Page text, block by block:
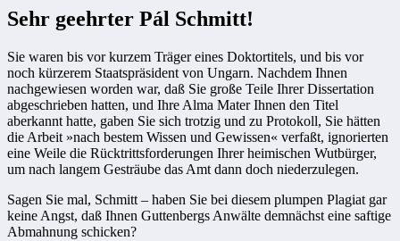
Sehr geehrter Pál Schmitt!
Sie waren bis vor kurzem Träger eines Doktortitels, und bis vor
noch kürzerem Staatspräsident von Ungarn. Nachdem Ihnen
nachgewiesen worden war, daß Sie große Teile Ihrer Dissertation
abgeschrieben hatten, und Ihre Alma Mater Ihnen den Titel
aberkannt hatte, gaben Sie sich trotzig und zu Protokoll, Sie hätten
die Arbeit »nach bestem Wissen und Gewissen« verfaßt, ignorierten
eine Weile die Rücktrittsforderungen Ihrer heimischen Wutbürger,
um nach langem Gesträube das Amt dann doch niederzulegen.
Sagen Sie mal, Schmitt – haben Sie bei diesem plumpen Plagiat gar
keine Angst, daß Ihnen Guttenbergs Anwälte demnächst eine saftige
Abmahnung schicken?